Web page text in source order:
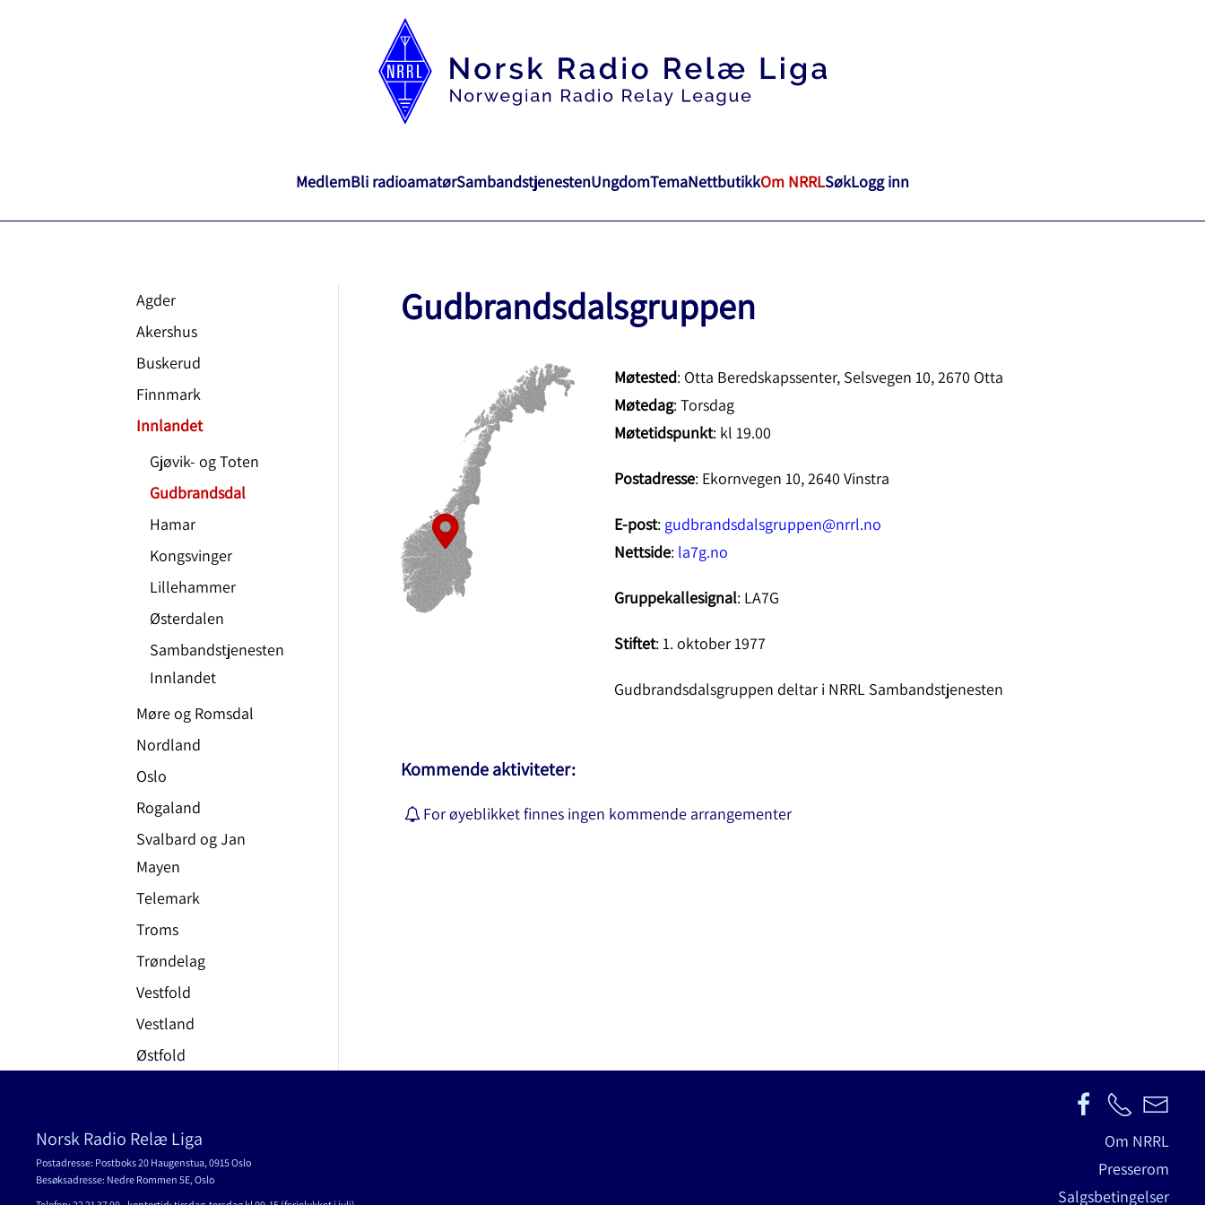
MedlemBli radioamatørSambandstjenestenUngdomTemaNettbutikkOm NRRLSøkLogg inn
Gudbrandsdalsgruppen
Møtested: Otta Beredskapssenter, Selsvegen 10, 2670 Otta
Møtedag: Torsdag
Møtetidspunkt: kl 19.00
Postadresse: Ekornvegen 10, 2640 Vinstra
E-post: gudbrandsdalsgruppen@nrrl.no
Nettside: la7g.no
Gruppekallesignal: LA7G
Stiftet: 1. oktober 1977
Gudbrandsdalsgruppen deltar i NRRL Sambandstjenesten
Kommende aktiviteter:
For øyeblikket finnes ingen kommende arrangementer
Agder
Akershus
Buskerud
Finnmark
Innlandet
Gjøvik- og Toten
Gudbrandsdal
Hamar
Kongsvinger
Lillehammer
Østerdalen
Sambandstjenesten
Innlandet
Møre og Romsdal
Nordland
Oslo
Rogaland
Svalbard og Jan
Mayen
Telemark
Troms
Trøndelag
Vestfold
Vestland
Østfold
Norsk Radio Relæ Liga
Postadresse: Postboks 20 Haugenstua, 0915 Oslo
Besøksadresse: Nedre Rommen 5E, Oslo
Om NRRL
Presserom
Salgsbetingelser